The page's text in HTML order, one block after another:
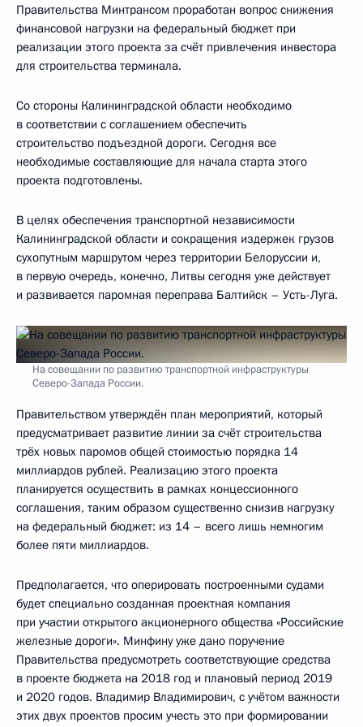
Правительства Минтрансом проработан вопрос снижения
финансовой нагрузки на федеральный бюджет при
реализации этого проекта за счёт привлечения инвестора
для строительства терминала.
Со стороны Калининградской области необходимо
в соответствии с соглашением обеспечить
строительство подъездной дороги. Сегодня все
необходимые составляющие для начала старта этого
проекта подготовлены.
В целях обеспечения транспортной независимости
Калининградской области и сокращения издержек грузов
сухопутным маршрутом через территории Белоруссии и,
в первую очередь, конечно, Литвы сегодня уже действует
и развивается паромная переправа Балтийск – Усть-Луга.
На совещании по развитию транспортной инфраструктуры
Северо-Запада России.
Правительством утверждён план мероприятий, который
предусматривает развитие линии за счёт строительства
трёх новых паромов общей стоимостью порядка 14
миллиардов рублей. Реализацию этого проекта
планируется осуществить в рамках концессионного
соглашения, таким образом существенно снизив нагрузку
на федеральный бюджет: из 14 – всего лишь немногим
более пяти миллиардов.
Предполагается, что оперировать построенными судами
будет специально созданная проектная компания
при участии открытого акционерного общества «Российские
железные дороги». Минфину уже дано поручение
Правительства предусмотреть соответствующие средства
в проекте бюджета на 2018 год и плановый период 2019
и 2020 годов. Владимир Владимирович, с учётом важности
этих двух проектов просим учесть это при формировании